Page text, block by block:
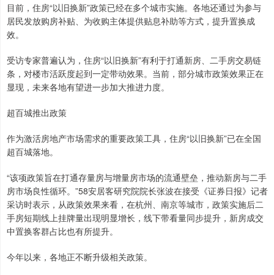
目前，住房“以旧换新”政策已经在多个城市实施。各地还通过为参与
居民发放购房补贴、为收购主体提供贴息补助等方式，提升置换成
效。
受访专家普遍认为，住房“以旧换新”有利于打通新房、二手房交易链
条，对楼市活跃度起到一定带动效果。当前，部分城市政策效果正在
显现，未来各地有望进一步加大推进力度。
超百城推出政策
作为激活房地产市场需求的重要政策工具，住房“以旧换新”已在全国
超百城落地。
“该项政策旨在打通存量房与增量房市场的流通壁垒，推动新房与二手
房市场良性循环。”58安居客研究院院长张波在接受《证券日报》记者
采访时表示，从政策效果来看，在杭州、南京等城市，政策实施后二
手房短期线上挂牌量出现明显增长，线下带看量同步提升，新房成交
中置换客群占比也有所提升。
今年以来，各地正不断升级相关政策。